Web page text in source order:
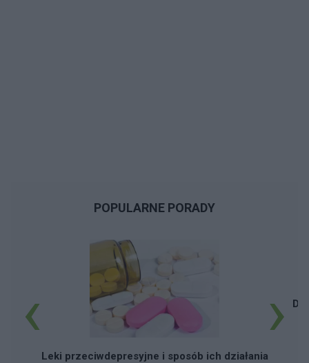
POPULARNE PORADY
Leki przeciwdepresyjne i sposób ich działania
‹ ›